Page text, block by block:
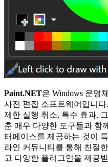
Paint.NET은 Windows 운영
사진 편집 소프트웨어입니
제한 실행 취소, 특수 효과,
춘 매우 다양한 도구들과 함
터페이스를 제공하는 것이
라인 커뮤니티를 통해 친절
고 다양한 플러그인을 제공